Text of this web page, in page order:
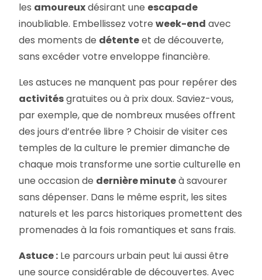
les amoureuxdésirant une escapade
inoubliable. Embellissez votreweek-end avec
des moments de détenteet de découverte,
sans excéder votre enveloppe financière.
Les astuces ne manquent pas pour repérer des
activitésgratuites ou à prix doux. Saviez-vous,
par exemple, que de nombreux musées offrent
des jours d’entrée libre ? Choisir de visiter ces
temples de la culture le premier dimanche de
chaque mois transforme une sortie culturelle en
une occasion de dernière minuteà savourer
sans dépenser. Dans le même esprit, les sites
naturels et les parcs historiques promettent des
promenades à la fois romantiques et sans frais.
Astuce : Le parcours urbain peut lui aussi être
une source considérable de découvertes. Avec